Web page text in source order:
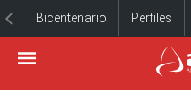
Bicentenario Perfiles